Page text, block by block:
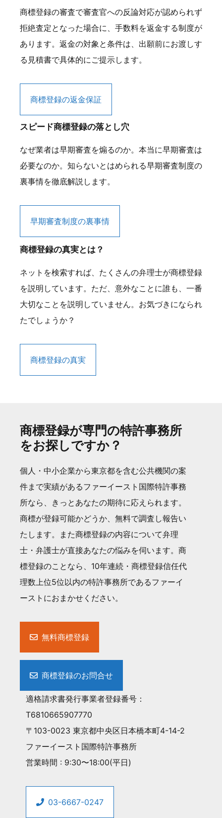
商標登録の審査で審査官への反論対応が認められず
拒絶査定となった場合に、手数料を返金する制度が
あります。返金の対象と条件は、出願前にお渡しす
る見積書で具体的にご提示します。
商標登録の返金保証
スピード商標登録の落とし穴
なぜ業者は早期審査を煽るのか。本当に早期審査は
必要なのか。知らないとはめられる早期審査制度の
裏事情を徹底解説します。
早期審査制度の裏事情
商標登録の真実とは？
ネットを検索すれば、たくさんの弁理士が商標登録
を説明しています。ただ、意外なことに誰も、一番
大切なことを説明していません。お気づきになられ
たでしょうか？
商標登録の真実
商標登録が専門の特許事務所
をお探しですか？
個人・中小企業から東京都を含む公共機関の案
件まで実績があるファーイースト国際特許事務
所なら、きっとあなたの期待に応えられます。
商標が登録可能かどうか、無料で調査し報告い
たします。また商標登録の内容について弁理
士・弁護士が直接あなたの悩みを伺います。商
標登録のことなら、10年連続・商標登録信任代
理数上位5位以内の特許事務所であるファーイ
ーストにおまかせください。
無料商標登録
商標登録のお問合せ
適格請求書発行事業者登録番号：
T6810665907770
〒103-0023 東京都中央区日本橋本町4-14-2
ファーイースト国際特許事務所
営業時間 : 9:30〜18:00(平日)
03-6667-0247